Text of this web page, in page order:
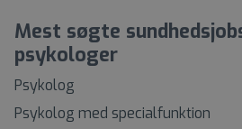
Mest søgte
psykologer
Psykolog
Psykolog med specialfunktion